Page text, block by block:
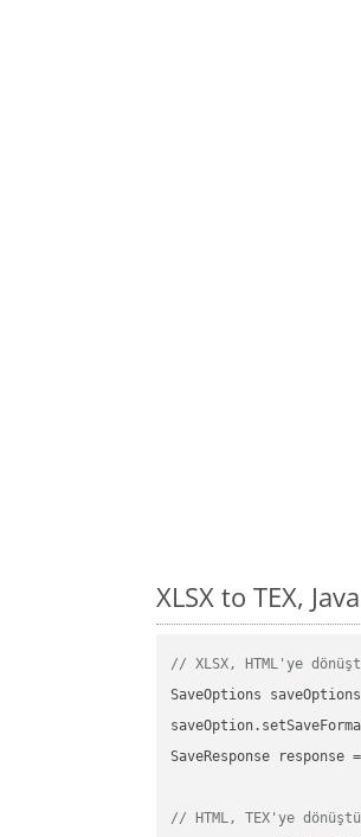
XLSX to TEX,
// XLSX, HTML'ye
SaveOptions
SaveResponse
// HTML, TEX'ye